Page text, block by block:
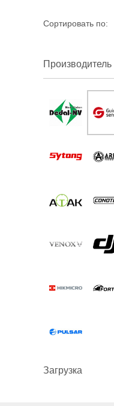
Коллиматорные
Сортировать по:
Производитель
Загрузка